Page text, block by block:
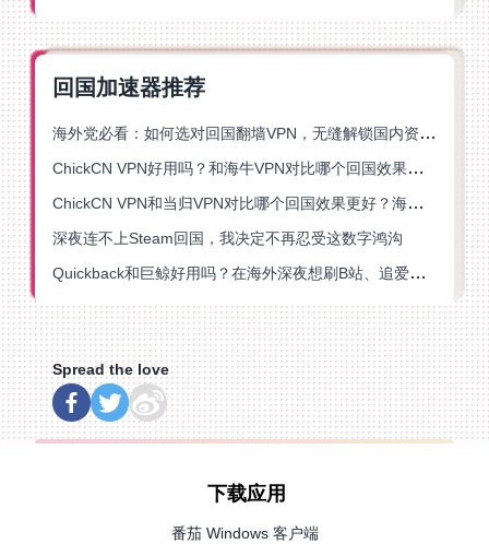
回国加速器推荐
海外党必看：如何选对回国翻墙VPN，无缝解锁国内资源？
ChickCN VPN好用吗？和海牛VPN对比哪个回国效果更好？
ChickCN VPN和当归VPN对比哪个回国效果更好？海外党亲测后选了它
深夜连不上Steam回国，我决定不再忍受这数字鸿沟
Quickback和巨鲸好用吗？在海外深夜想刷B站、追爱奇艺的你，或许正需要这份答案
Spread the love
下载应用
番茄 Windows 客户端